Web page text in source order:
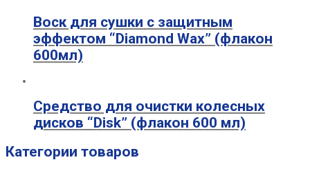
Воск для сушки с защитным
эффектом “Diamond Wax” (флакон
600мл)
Средство для очистки колесных
дисков “Disk” (флакон 600 мл)
Категории товаров